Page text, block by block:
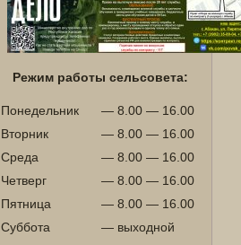
Режим работы сельсовета:
Понедельник
— 8.00 — 16.00
Вторник
— 8.00 — 16.00
Среда
— 8.00 — 16.00
Четверг
— 8.00 — 16.00
Пятница
— 8.00 — 16.00
Суббота
— выходной